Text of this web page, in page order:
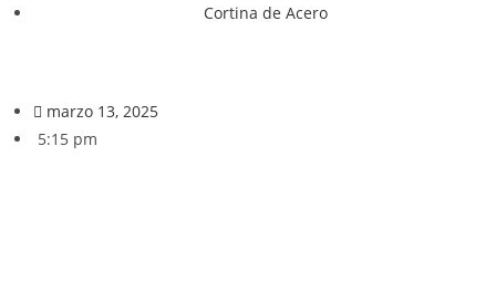
Cortina de Acero
marzo 13, 2025
5:15 pm